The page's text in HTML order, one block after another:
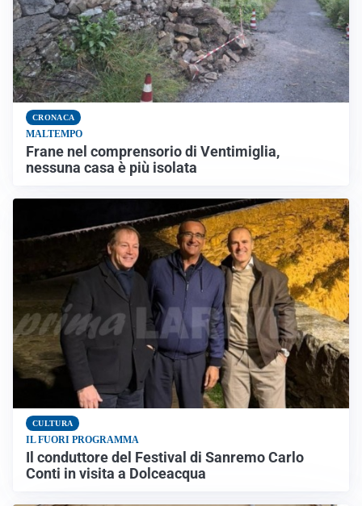
CRONACA
MALTEMPO
Frane nel comprensorio di Ventimiglia,
nessuna casa è più isolata
CULTURA
IL FUORI PROGRAMMA
Il conduttore del Festival di Sanremo Carlo
Conti in visita a Dolceacqua